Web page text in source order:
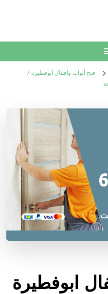
فتح أبواب واقفال ابوفطيرة /
ابوفطيرة